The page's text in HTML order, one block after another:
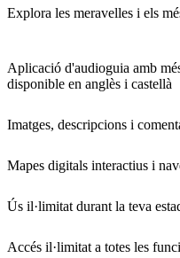
Explora les meravelles i els
Aplicació d'audioguia amb
disponible en anglès i castellà
Imatges, descripcions i
Mapes digitals interactius i
Ús il·limitat durant la teva
Accés il·limitat a totes les